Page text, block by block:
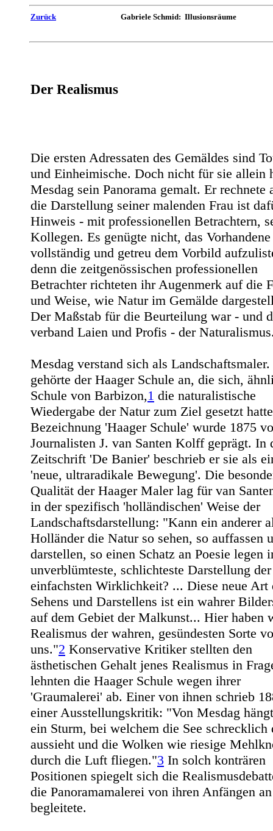
Zurück Gabriele Schmid: Illusionsräume
Der Realismus
Die ersten Adressaten des Gemäldes sind
und Einheimische. Doch nicht für sie allein
Mesdag sein Panorama gemalt. Er rechnete
die Darstellung seiner malenden Frau ist
Hinweis - mit professionellen Betrachtern,
Kollegen. Es genügte nicht, das Vorhandene
vollständig und getreu dem Vorbild
denn die zeitgenössischen professionellen
Betrachter richteten ihr Augenmerk auf die
und Weise, wie Natur im Gemälde
Der Maßstab für die Beurteilung war - und
verband Laien und Profis - der
Mesdag verstand sich als
gehörte der Haager Schule an, die sich,
Schule von Barbizon,1 die naturalistische
Wiedergabe der Natur zum Ziel gesetzt
Bezeichnung 'Haager Schule' wurde 1875
Journalisten J. van Santen Kolff geprägt. In
Zeitschrift 'De Banier' beschrieb er sie als
'neue, ultraradikale Bewegung'. Die
Qualität der Haager Maler lag für van
in der spezifisch 'holländischen' Weise der
Landschaftsdarstellung: "Kann ein anderer
Holländer die Natur so sehen, so auffassen
darstellen, so einen Schatz an Poesie legen
unverblümteste, schlichteste Darstellung der
einfachsten Wirklichkeit? ... Diese neue Art
Sehens und Darstellens ist ein wahrer
auf dem Gebiet der Malkunst... Hier haben
Realismus der wahren, gesündesten Sorte
uns."2 Konservative Kritiker stellten den
ästhetischen Gehalt jenes Realismus in
lehnten die Haager Schule wegen ihrer
'Graumalerei' ab. Einer von ihnen schrieb
einer Ausstellungskritik: "Von Mesdag
ein Sturm, bei welchem die See schrecklich
aussieht und die Wolken wie riesige
durch die Luft fliegen."3 In solch konträren
Positionen spiegelt sich die
die Panoramamalerei von ihren Anfängen an
begleitete.